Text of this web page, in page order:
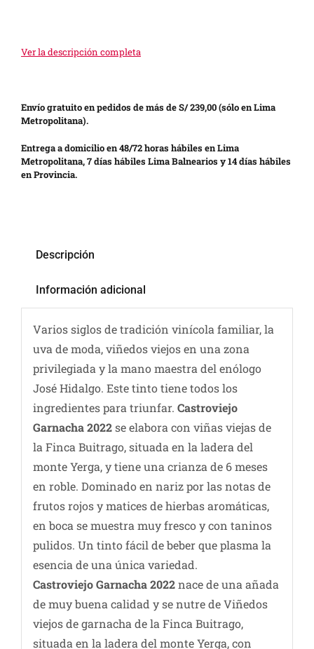
Ver la descripción completa
Envío gratuito en pedidos de más de S/ 239,00 (sólo en Lima
Metropolitana).
Entrega a domicilio en 48/72 horas hábiles en Lima
Metropolitana, 7 días hábiles Lima Balnearios y 14 días hábiles
en Provincia.
Descripción
Información adicional
Varios siglos de tradición vinícola familiar, la
uva de moda, viñedos viejos en una zona
privilegiada y la mano maestra del enólogo
José Hidalgo. Este tinto tiene todos los
ingredientes para triunfar. Castroviejo
Garnacha 2022se elabora con viñas viejas de
la Finca Buitrago, situada en la ladera del
monte Yerga, y tiene una crianza de 6 meses
en roble. Dominado en nariz por las notas de
frutos rojos y matices de hierbas aromáticas,
en boca se muestra muy fresco y con taninos
pulidos. Un tinto fácil de beber que plasma la
esencia de una única variedad.
Castroviejo Garnacha 2022nace de una añada
de muy buena calidad y se nutre de Viñedos
viejos de garnacha de la Finca Buitrago,
situada en la ladera del monte Yerga, con